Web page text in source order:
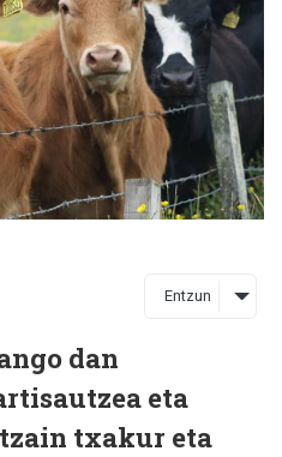
Entzun
dan
eta
txakur eta